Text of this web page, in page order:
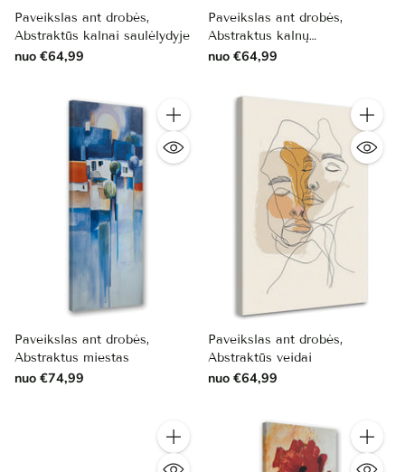
Paveikslas ant drobės,
Abstraktūs kalnai saulėlydyje
nuo €64,99
Paveikslas ant drobės,
Abstraktus kalnų
kraštovaizdis.
nuo €64,99
Kiekis
Paveikslas ant drobės,
Abstraktus miestas
nuo €74,99
Kiekis
Paveikslas ant drobės,
Abstraktūs veidai
nuo €64,99
Kiekis Kiekis